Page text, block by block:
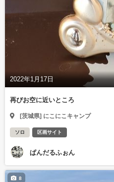
2022年1月17日
再びお空に近いところ
[茨城県] にこにこキャンプ
ソロ 区画サイト
ぱんだるふぉん
8